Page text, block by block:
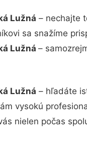
Lužná – nechajte
sa snažíme
Lužná –
Lužná – hľadáte
vysokú
nielen počas